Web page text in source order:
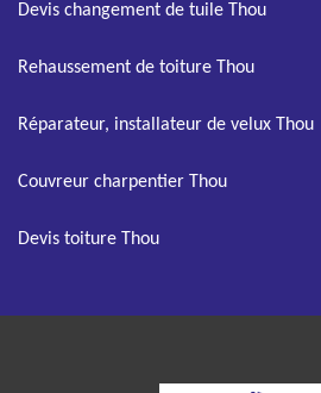
Devis changement de tuile Thou
Rehaussement de toiture Thou
Réparateur, installateur de velux Thou
Couvreur charpentier Thou
Devis toiture Thou